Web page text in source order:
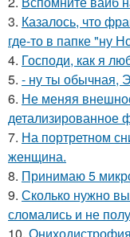
3. Казалось, что
где-то в папке "ну
4. Господи, как я
5. - ну ты обычная,
6. Не меняя
детализированное
7. На портретном
женщина.
8. Принимаю 5
9. Сколько нужно
сломались и не